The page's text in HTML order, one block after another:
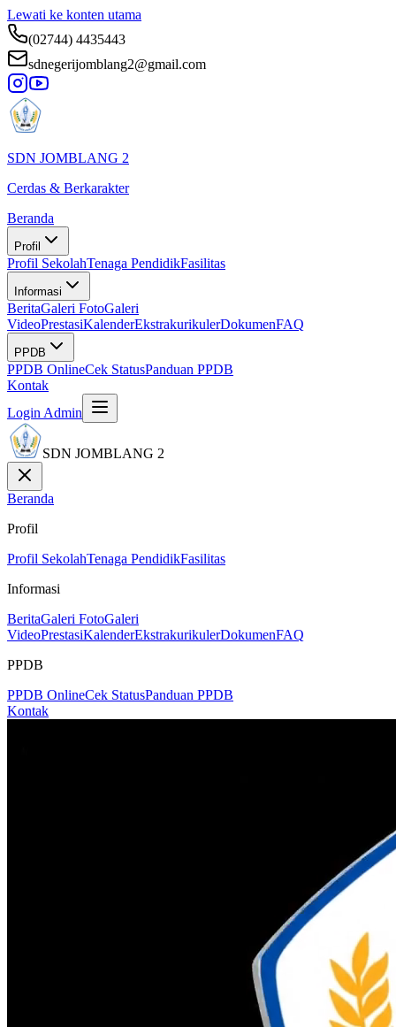
Lewati ke konten utama
(02744) 4435443
sdnegerijomblang2@gmail.com
SDN JOMBLANG 2
Cerdas & Berkarakter
Beranda
Profil
Profil SekolahTenaga PendidikFasilitas
Informasi
BeritaGaleri FotoGaleri
VideoPrestasiKalenderEkstrakurikulerDokumenFAQ
PPDB
PPDB OnlineCek StatusPanduan PPDB
Kontak
Login Admin
SDN JOMBLANG 2
Beranda
Profil
Profil SekolahTenaga PendidikFasilitas
Informasi
BeritaGaleri FotoGaleri
VideoPrestasiKalenderEkstrakurikulerDokumenFAQ
PPDB
PPDB OnlineCek StatusPanduan PPDB
Kontak